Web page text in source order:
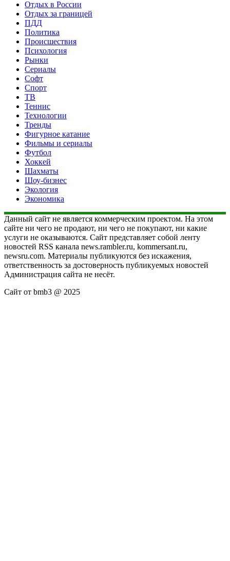
Отдых в России
Отдых за границей
ПДД
Политика
Происшествия
Психология
Рынки
Сериалы
Софт
Спорт
ТВ
Теннис
Технологии
Тренды
Фигурное катание
Фильмы и сериалы
Футбол
Хоккей
Шахматы
Шоу-бизнес
Экология
Экономика
Данный сайт не является коммерческим проектом. На этом
сайте ни чего не продают, ни чего не покупают, ни какие
услуги не оказываются. Сайт представляет собой ленту
новостей RSS канала news.rambler.ru, kommersant.ru,
newsru.com. Материалы публикуются без искажения,
ответственность за достоверность публикуемых новостей
Администрация сайта не несёт.
Сайт от bmb3 @ 2025